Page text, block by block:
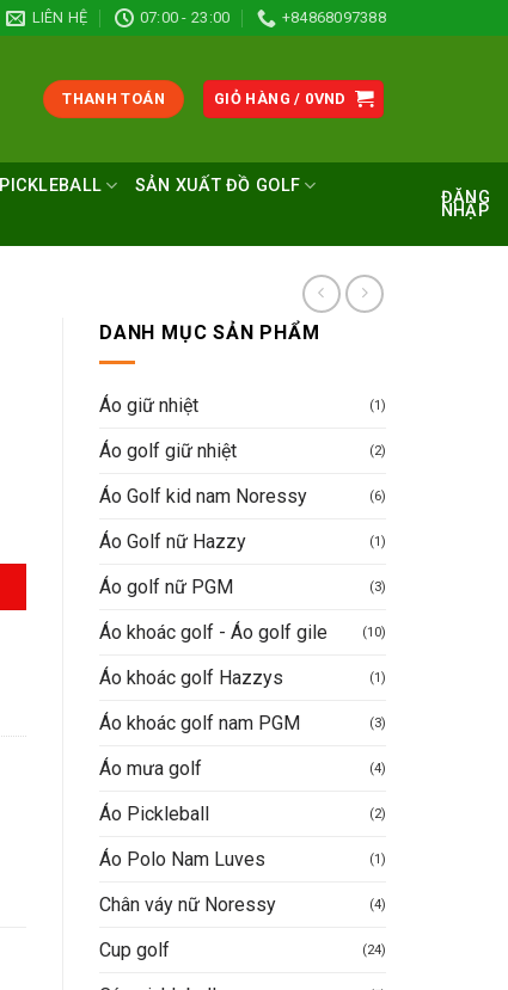
LIÊN HỆ 07:00 - 23:00 +84868097388
THANH TOÁN GIỎ HÀNG / 0VND
PICKLEBALL SẢN XUẤT ĐỒ GOLF
ĐĂNG
NHẬP
DANH MỤC SẢN PHẨM
Áo giữ nhiệt (1)
Áo golf giữ nhiệt (2)
Áo Golf kid nam Noressy (6)
Áo Golf nữ Hazzy (1)
Áo golf nữ PGM (3)
Áo khoác golf - Áo golf gile (10)
Áo khoác golf Hazzys (1)
Áo khoác golf nam PGM (3)
Áo mưa golf (4)
Áo Pickleball (2)
Áo Polo Nam Luves (1)
Chân váy nữ Noressy (4)
Cup golf (24)